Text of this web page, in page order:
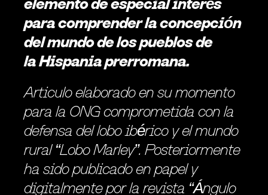
para comprender la concepción
del mundo de los pueblos de
la Hispania prerromana.
Articulo elaborado en su momento
para la ONG comprometida con la
defensa del lobo ibérico y el mundo
rural “Lobo Marley”. Posteriormente
ha sido publicado en papel y
digitalmente por la revista “Ángulo